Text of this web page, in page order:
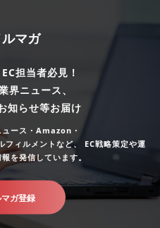
マガ
担当者必見！
界ニュース、
知らせ等お届け
ュース・Amazon・
ィルメントなど、
EC戦略策定や運
を発信しています。
ガ登録